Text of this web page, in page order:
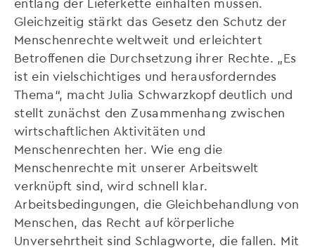
Gleichzeitig stärkt das Gesetz den Schutz der
Menschenrechte weltweit und erleichtert
Betroffenen die Durchsetzung ihrer Rechte. „Es
ist ein vielschichtiges und herausforderndes
Thema“, macht Julia Schwarzkopf deutlich und
stellt zunächst den Zusammenhang zwischen
wirtschaftlichen Aktivitäten und
Menschenrechten her. Wie eng die
Menschenrechte mit unserer Arbeitswelt
verknüpft sind, wird schnell klar.
Arbeitsbedingungen, die Gleichbehandlung von
Menschen, das Recht auf körperliche
Unversehrtheit sind Schlagworte, die fallen. Mit